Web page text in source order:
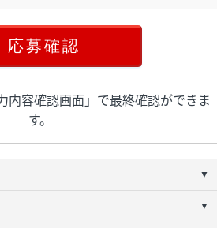
内容確認画面」で最終確認ができま
す。
▼
▼